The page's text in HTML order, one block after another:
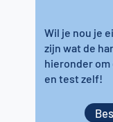
Wil je nou je
zijn wat de
hieronder
en test zelf!